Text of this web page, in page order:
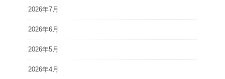
2026年7月
2026年6月
2026年5月
2026年4月